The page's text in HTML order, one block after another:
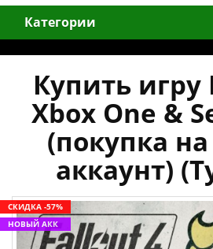
Категории
Купить игру
Xbox One &
(покупка
аккаунт)
СКИДКА -57%
НОВЫЙ АКК